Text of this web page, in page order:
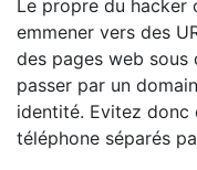
Le propre du hacker
emmener vers des
des pages web sous
passer par un
identité. Evitez donc
téléphone séparés